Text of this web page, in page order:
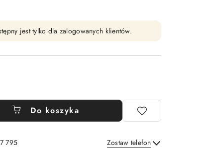
jest tylko dla zalogowanych klientów.
Do koszyka
795 Zostaw telefon